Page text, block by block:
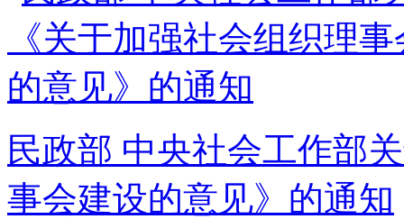
民政部 中央社会工作部
事会建设的意见》的通知